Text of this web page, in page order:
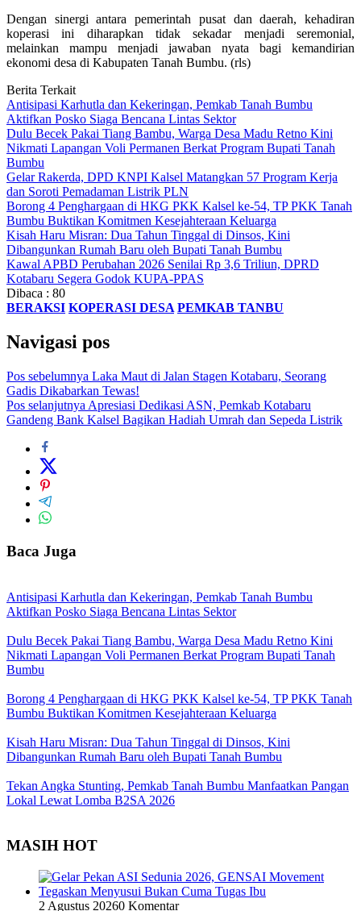
Dengan sinergi antara pemerintah pusat dan daerah, kehadiran
koperasi ini diharapkan tidak sekadar menjadi seremonial,
melainkan mampu menjadi jawaban nyata bagi kemandirian
ekonomi desa di Kabupaten Tanah Bumbu. (rls)
Berita Terkait
Antisipasi Karhutla dan Kekeringan, Pemkab Tanah Bumbu
Aktifkan Posko Siaga Bencana Lintas Sektor
Dulu Becek Pakai Tiang Bambu, Warga Desa Madu Retno Kini
Nikmati Lapangan Voli Permanen Berkat Program Bupati Tanah
Bumbu
Gelar Rakerda, DPD KNPI Kalsel Matangkan 57 Program Kerja
dan Soroti Pemadaman Listrik PLN
Borong 4 Penghargaan di HKG PKK Kalsel ke-54, TP PKK Tanah
Bumbu Buktikan Komitmen Kesejahteraan Keluarga
Kisah Haru Misran: Dua Tahun Tinggal di Dinsos, Kini
Dibangunkan Rumah Baru oleh Bupati Tanah Bumbu
Kawal APBD Perubahan 2026 Senilai Rp 3,6 Triliun, DPRD
Kotabaru Segera Godok KUPA-PPAS
Dibaca : 80
BERAKSI KOPERASI DESA PEMKAB TANBU
Navigasi pos
Pos sebelumnya Laka Maut di Jalan Stagen Kotabaru, Seorang
Gadis Dikabarkan Tewas!
Pos selanjutnya Apresiasi Dedikasi ASN, Pemkab Kotabaru
Gandeng Bank Kalsel Bagikan Hadiah Umrah dan Sepeda Listrik
Baca Juga
Antisipasi Karhutla dan Kekeringan, Pemkab Tanah Bumbu
Aktifkan Posko Siaga Bencana Lintas Sektor
Dulu Becek Pakai Tiang Bambu, Warga Desa Madu Retno Kini
Nikmati Lapangan Voli Permanen Berkat Program Bupati Tanah
Bumbu
Borong 4 Penghargaan di HKG PKK Kalsel ke-54, TP PKK Tanah
Bumbu Buktikan Komitmen Kesejahteraan Keluarga
Kisah Haru Misran: Dua Tahun Tinggal di Dinsos, Kini
Dibangunkan Rumah Baru oleh Bupati Tanah Bumbu
Tekan Angka Stunting, Pemkab Tanah Bumbu Manfaatkan Pangan
Lokal Lewat Lomba B2SA 2026
MASIH HOT
2 Agustus 20260 Komentar